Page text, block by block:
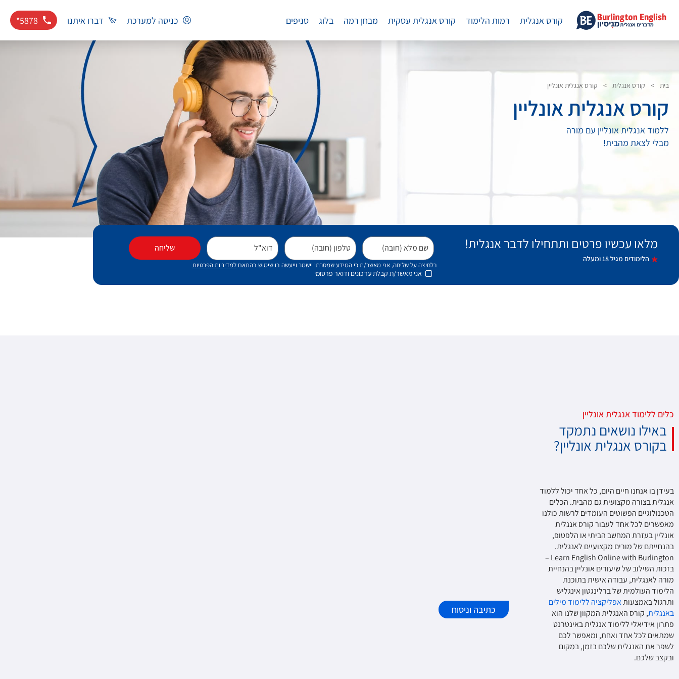
קורס אנגלית רמות הלימוד קורס אנגלית עסקית מבחן רמה בלוג סניפים כניסה למערכת דברו איתנו *5878
בית > קורס אנגלית > קורס אנגלית אונליין
קורס אנגלית אונליין
ללמוד אנגלית אונליין עם מורה
מבלי לצאת מהבית!
מלאו עכשיו פרטים ותתחילו לדבר אנגלית!
הלימודים מגיל 18 ומעלה
שם מלא (חובה) טלפון (חובה) דוא"ל
בלחיצה על שליחה, אני מאשר/ת כי המידע שמסרתי יישמר וייעשה בו שימוש בהתאםלמדיניות הפרטיות
אני מאשר/ת קבלת עדכונים ודואר פרסומי
שליחה
כלים ללימוד אנגלית אונליין
באילו נושאים נתמקד
בקורס אנגלית אונליין?
בעידן בו אנחנו חיים היום, כל אחד יכול ללמוד
אנגלית בצורה מקצועית גם מהבית. הכלים
הטכנולוגיים הפשוטים העומדים לרשות כולנו
מאפשרים לכל אחד לעבור קורס אנגלית
אונליין בעזרת המחשב הביתי או הלפטופ,
בהנחייתם של מורים מקצועיים לאנגלית.
Learn English Online with Burlington –
בזכות השילוב של שיעורים אונליין בהנחיית
מורה לאנגלית, עבודה אישית בתוכנת
הלימוד העולמית של ברלינגטון אינגליש
ותרגול באמצעותאפליקציה ללימוד מילים
באנגלית, קורס האנגלית המקוון שלנו הוא
פתרון אידיאלי ללימוד אנגלית באינטרנט
שמתאים לכל אחד ואחת, ומאפשר לכם
לשפר את האנגלית שלכם בזמן, במקום
ובקצב שלכם.
כתיבה וניסוח